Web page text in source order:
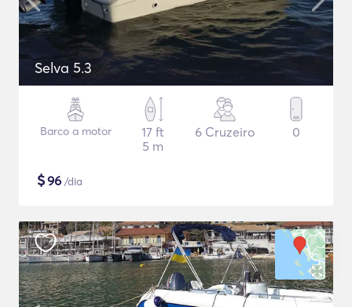
Selva 5.3
Barco a motor
17 ft
5 m
6 Cruzeiro 0
$96 /dia